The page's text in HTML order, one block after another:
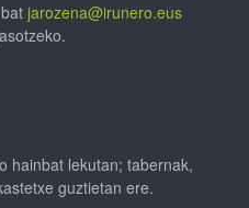
jarozena@irunero.eus
hainbat lekutan; tabernak,
guztietan ere.